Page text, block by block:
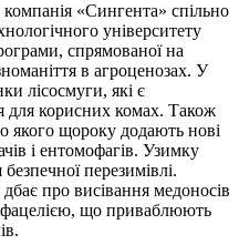
«Сингента» спільно
університету
спрямованої на
в агроценозах. У
лісосмуги, які є
корисних комах. Також
якого щороку додають нові
і ентомофагів. Узимку
перезимівлі.
про висівання медоносів
що приваблюють